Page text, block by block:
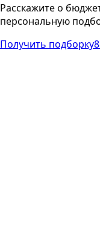
Расскажите о
персональную
Получить подборку